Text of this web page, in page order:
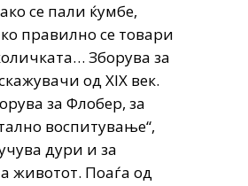
се пали ќумбе,
правилно се товари
Зборува за
од ХIХ век.
за Флобер, за
воспитување“,
дури и за
животот. Поаѓа од